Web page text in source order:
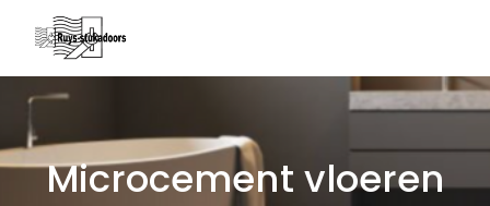
Microcement vloeren